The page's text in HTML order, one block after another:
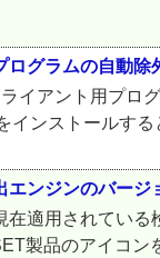
グラムの自動除
イアント用プロ
インストールす
ンジンのバージ
適用されてい
製品のアイコ